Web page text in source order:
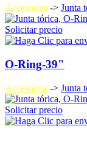
Accesorios -> Junta
Solicitar precio
O-Ring-39"
Accesorios -> Junta
Solicitar precio